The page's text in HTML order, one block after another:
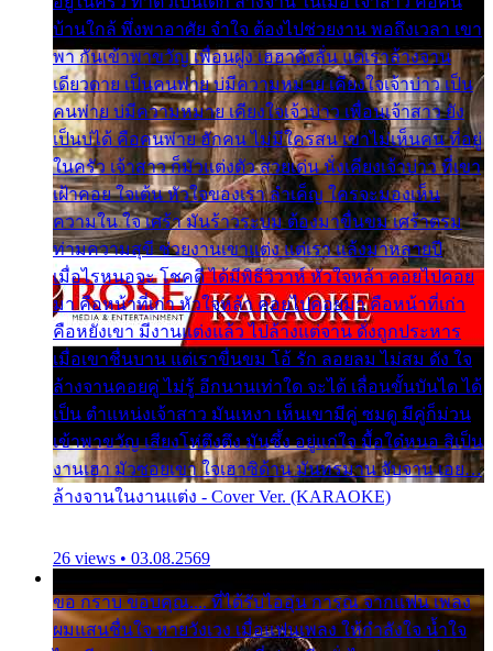
บ้านใกล้ พึ่งพาอาศัย จำใจ ต้องไปช่วยงาน พอถึงเวลา เขา
พา กันเข้าพาขวัญ เพื่อนฝูง เฮฮาดังลั่น แต่เราล้างจาน
เดียวดาย เป็นคนพ่าย บ่มีความหมาย เคียงใจเจ้าบ่าว เป็น
คนพ่าย บ่มีความหมาย เคียงใจเจ้าบ่าว เพื่อนเจ้าสาว ยัง
เป็นบ่ได้ คือคนพ่าย ฮักคน ไม่มีใครสน เขาไม่เห็นคน ที่อยู่
ในครัว เจ้าสาว ก็มัวแต่งตัว สวยเด่น นั่งเคียงเจ้าบ่าว ที่เขา
เฝ้าคอย ใจเต้น หัวใจของเรา ลำเค็ญ ใครจะมองเห็น
ความใน ใจ เศร้า มันร้าวระบม ต้องมาขื่นขม เศร้าตรม
ท่ามความสุขี ช่วยงานเขาแต่ง แต่เรา แล้งมาหลายปี
เมื่อไรหนอจะ โชคดี ได้มีพิธีวิวาห์ หัวใจหล้า คอยไปคอย
มา คือหน้าที่เก่า หัวใจหล้า คอยไปคอยมา คือหน้าที่เก่า
คือหยังเขา มีงานแต่งแล้ว ไปล้างแต่จาน ดั่งถูกประหาร
เมื่อเขาชื่นบาน แต่เราขื่นขม โอ้ รัก ลอยลม ไม่สม ดัง ใจ
ล้างจานคอยคู่ ไม่รู้ อีกนานเท่าใด จะได้ เลื่อนขั้นบันได ได้
เป็น ตำแหน่งเจ้าสาว มันเหงา เห็นเขามีคู่ ซมดู มีคู่ก็ม่วน
เข้าพาขวัญ เสียงโห่ตึงตึง มันซึ้ง อยู่แก่ใจ มื้อใด๋หนอ สิเป็น
งานเฮา มัวซอยเขา ใจเฮาซิด้าน มันทรมาน จับจาน เอย…
ล้างจานในงานแต่ง - Cover Ver. (KARAOKE)
26 views • 03.08.2569
ขอ กราบ ขอบคุณ.... ที่ได้รับไออุ่น การุณ จากแฟน เพลง
ผมแสนชื่นใจ หายวังเวง เมื่อแฟนเพลง ให้กำลังใจ น้ำใจ